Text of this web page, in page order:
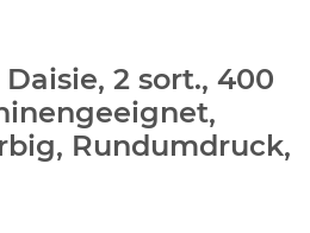
2 sort., 400
Rundumdruck,